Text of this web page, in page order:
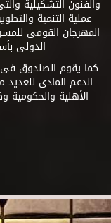
والفنون التشكيلية
عملية التنمية
المهرجان القومى
الدولى
كما يقوم الصندوق فى
الدعم المادى للعديد
الأهلية والحكومية